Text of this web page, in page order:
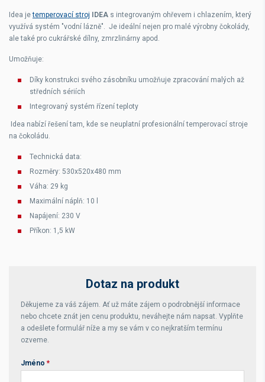
Idea jetemperovací stroj IDEA s integrovaným ohřevem i chlazením, který
využívá systém "vodní lázně". Je ideální nejen pro malé výrobny čokolády,
ale také pro cukrářské dílny, zmrzlinárny apod.
Umožňuje:
Díky konstrukci svého zásobníku umožňuje zpracování malých až
středních sériích
Integrovaný systém řízení teploty
Idea nabízí řešení tam, kde se neuplatní profesionální temperovací stroje
na čokoládu.
Technická data:
Rozměry: 530x520x480 mm
Váha: 29 kg
Maximální náplň: 10 l
Napájení: 230 V
Příkon: 1,5 kW
Dotaz na produkt
Děkujeme za váš zájem. Ať už máte zájem o podrobnější informace
nebo chcete znát jen cenu produktu, neváhejte nám napsat. Vyplňte
a odešlete formulář níže a my se vám v co nejkratším termínu
ozveme.
Jméno *